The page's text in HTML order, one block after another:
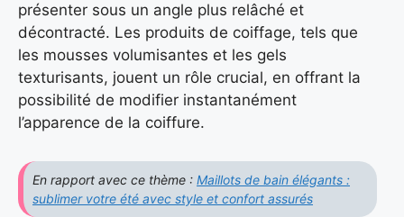
présenter sous un angle plus relâché et
décontracté. Les produits de coiffage, tels que
les mousses volumisantes et les gels
texturisants, jouent un rôle crucial, en offrant la
possibilité de modifier instantanément
l’apparence de la coiffure.
En rapport avec ce thème : Maillots de bain élégants :
sublimer votre été avec style et confort assurés